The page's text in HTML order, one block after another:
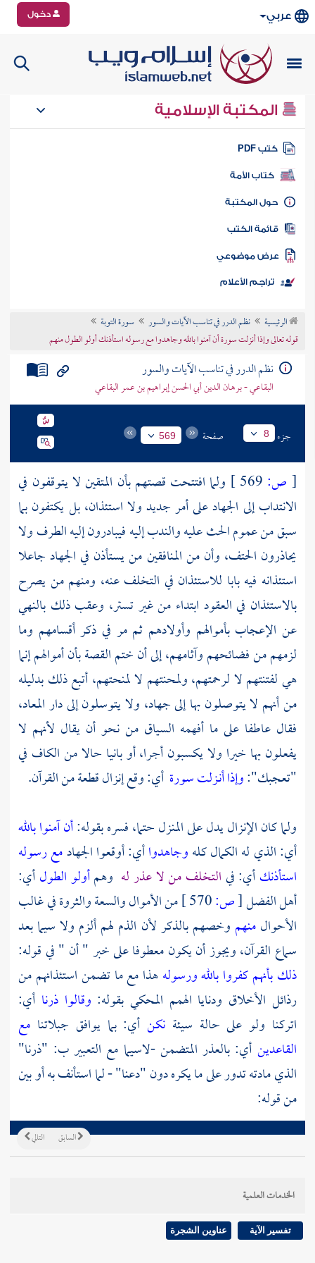
عربي دخول
المكتبة الإسلامية
كتب PDF
كتاب الأمة
المكتبة
الكتب
موضوعي
تراجم الأعلام
الرئيسية نظم الدرر في تناسب الآيات والسور
سورة التوبة
قوله تعالى وإذا أنزلت سورة أن آمنوا بالله وجاهدوا مع رسوله استأذنك أولو الطول منهم
نظم الدرر في تناسب الآيات والسور
البقاعي - برهان الدين أبي الحسن إبراهيم بن عمر البقاعي
جزء 8 صفحة 569
[ ص:
ولما افتتحت قصتهم بأن المتقين لا يتوقفون في
الانتداب إلى الجهاد على أمر جديد ولا استئذان، بل يكتفون بما
سبق من عموم الحث عليه والندب إليه فيبادرون إليه الطرف ولا
يحاذرون الحتف، وأن من المنافقين من يستأذن في الجهاد جاعلا
استئذانه فيه بابا للاستئذان في التخلف عنه، ومنهم من يصرح
بالاستئذان في العقود ابتداء من غير تستر، وعقب ذلك بالنهي
عن الإعجاب بأموالهم وأولادهم ثم مر في ذكر أقسامهم وما
لزمهم من فضائحهم وآثامهم، إلى أن ختم القصة بأن أموالهم إنما
هي لفتنتهم لا لرحمتهم، ولمحنتهم لا لمنحتهم، أتبع ذلك بدليله
من أنهم لا يتوصلون بها إلى جهاد، ولا يتوسلون إلى دار المعاد،
فقال عاطفا على ما أفهمه السياق من نحو أن يقال لأنهم لا
يفعلون بها خيرا ولا يكسبون أجرا، أو بانيا حالا من الكاف في
"تعجبك":وإذا أنـزلت سورة أي: وقع إنزال قطعة من القرآن.
ولما كان الإنزال يدل على المنزل حتما، فسره بقوله:أن آمنوا بالله
أي: الذي له الكمال كلهوجاهدواأي: أوقعوا الجهادمع رسوله
استأذنكأي: فيالتخلف من لا عذر له وهمأولو الطولأي:
أهل الفضل[ص:
من الأموال والسعة والثروة في غالب
الأحوالمنهم وخصهم بالذكر لأن الذم لهم ألزم ولا سيما بعد
سماع القرآن، ويجوز أن يكون معطوفا على خبر " أن " في قوله:
ذلك بأنهم كفروا بالله ورسولههذا مع ما تضمن استئذانهم من
رذائل الأخلاق ودنايا الهمم المحكي بقوله: وقالوا ذرنا أي:
اتركنا ولو على حالة سيئة نكن أي: بما يوافق جبلاتنا مع
القاعدين أي: بالعذر المتضمن -لاسيما مع التعبير ب: "ذرنا"
الذي مادته تدور على ما يكره دون "دعنا" - لما استأنف به أو بين
من قوله:
التالي السابق
الخدمات العلمية
تفسير الآية عناوين الشجرة